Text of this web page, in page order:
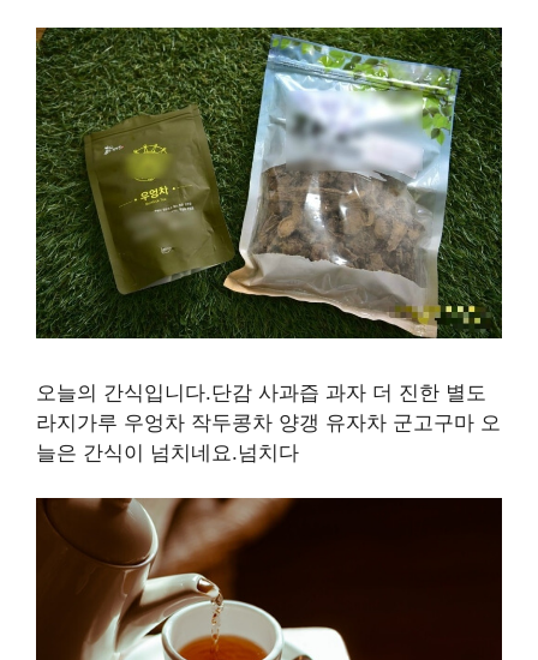
오늘의 간식입니다.단감 사과즙 과자 더 진한 별도
라지가루 우엉차 작두콩차 양갱 유자차 군고구마 오
늘은 간식이 넘치네요.넘치다